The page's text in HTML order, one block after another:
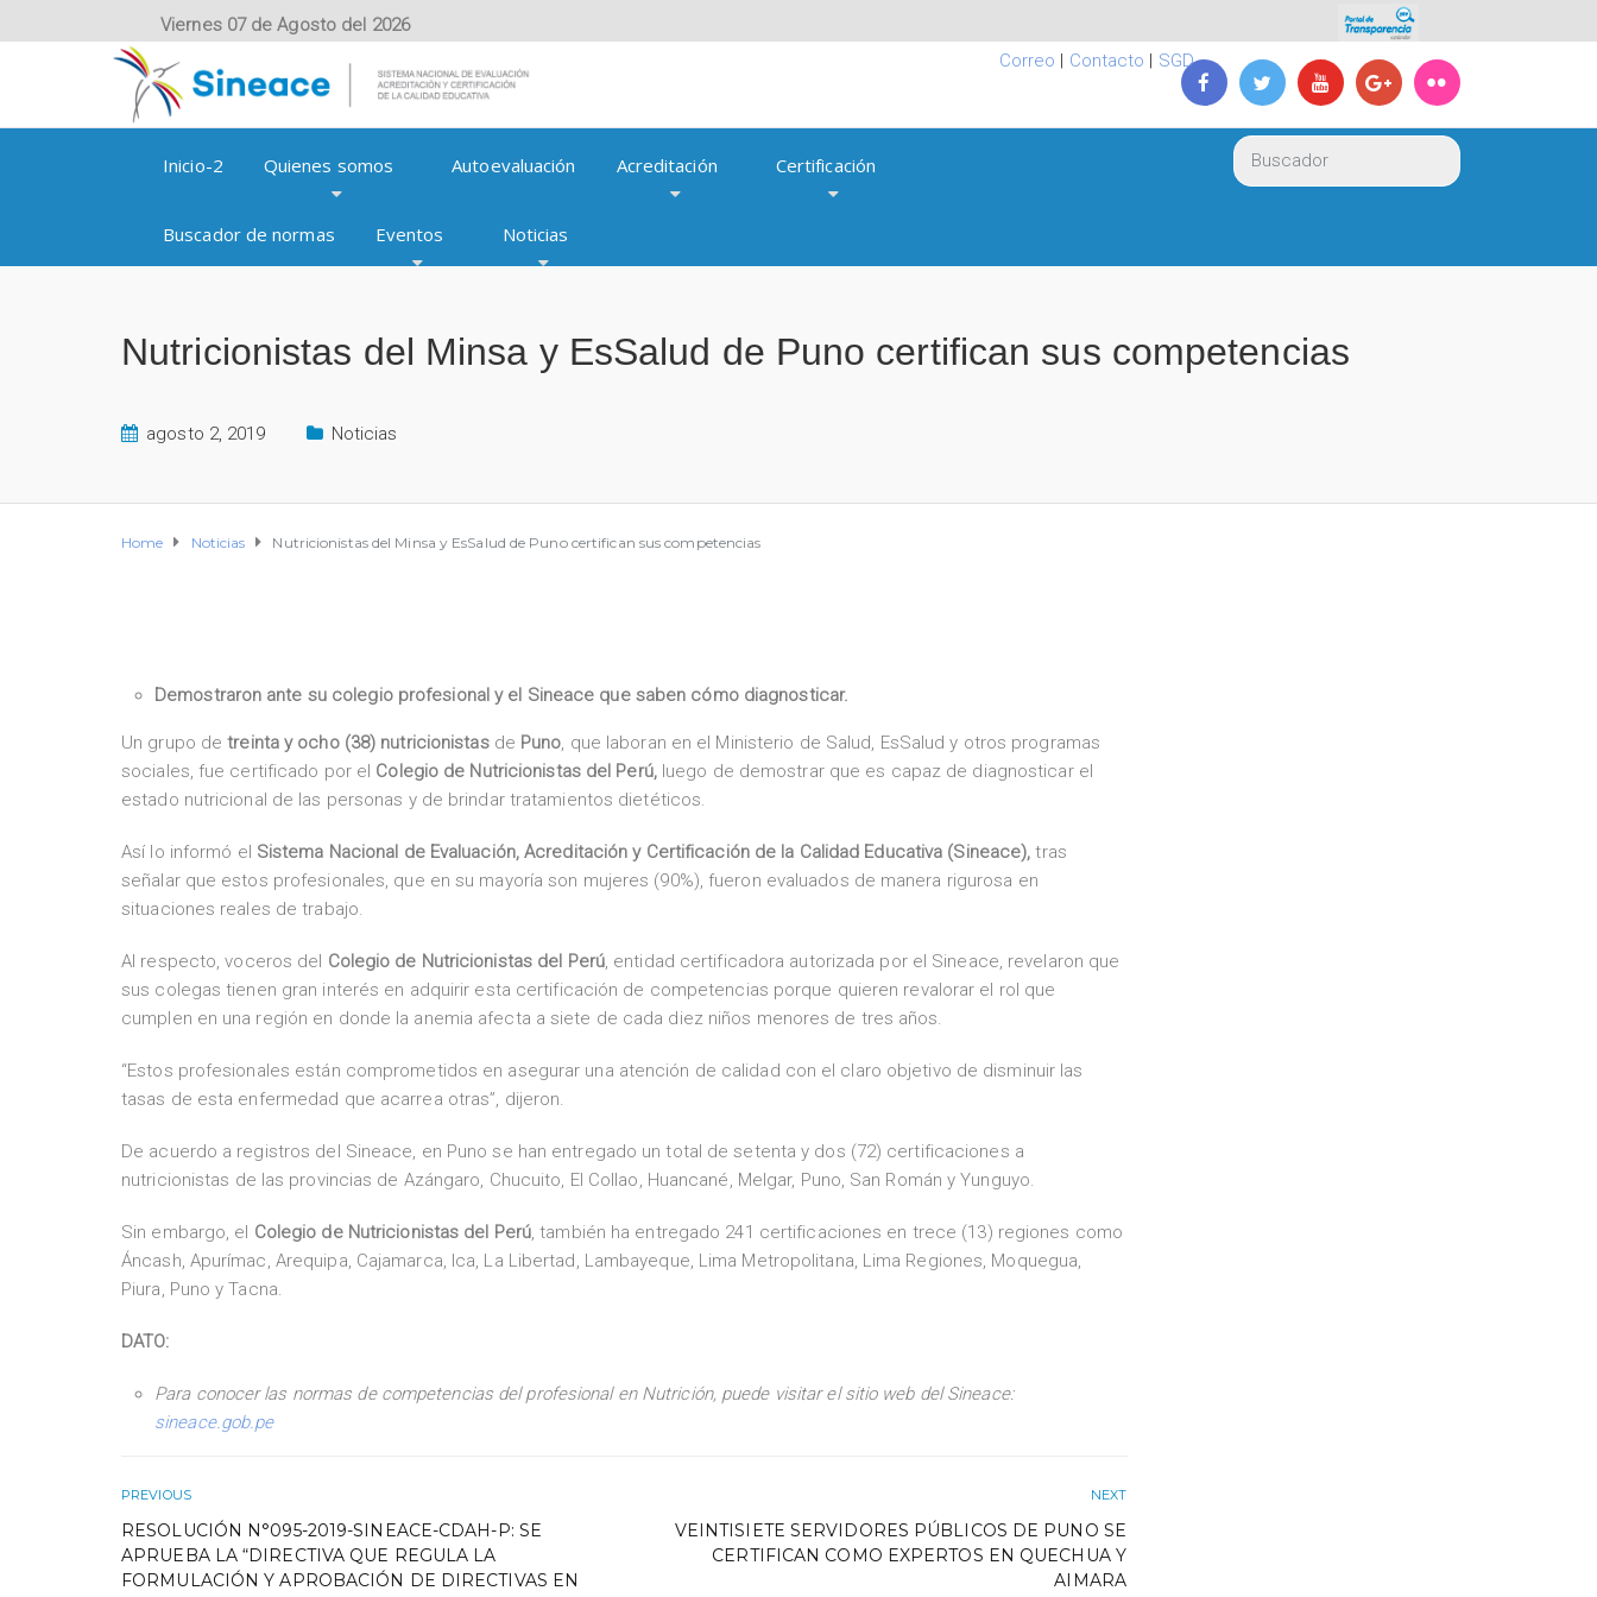
Viernes 07 de Agosto del 2026
Correo | Contacto | SGD
Inicio-2 Quienes somos Autoevaluación Acreditación Certificación
Buscador de normas Eventos Noticias
Nutricionistas del Minsa y EsSalud de Puno certifican sus competencias
agosto 2, 2019 Noticias
Home Noticias Nutricionistas del Minsa y EsSalud de Puno certifican sus competencias
Demostraron ante su colegio profesional y el Sineace que saben cómo diagnosticar.
Un grupo detreinta y ocho (38) nutricionistasde Puno, que laboran en el Ministerio de Salud, EsSalud y otros programas
sociales, fue certificado por el Colegio de Nutricionistas del Perú, luego de demostrar que es capaz de diagnosticar el
estado nutricional de las personas y de brindar tratamientos dietéticos.
Así lo informó el Sistema Nacional de Evaluación, Acreditación y Certificación de la Calidad Educativa (Sineace), tras
señalar que estos profesionales, que en su mayoría son mujeres (90%), fueron evaluados de manera rigurosa en
situaciones reales de trabajo.
Al respecto, voceros del Colegio de Nutricionistas del Perú, entidad certificadora autorizada por el Sineace, revelaron que
sus colegas tienen gran interés en adquirir esta certificación de competencias porque quieren revalorar el rol que
cumplen en una región en donde la anemia afecta a siete de cada diez niños menores de tres años.
“Estos profesionales están comprometidos en asegurar una atención de calidad con el claro objetivo de disminuir las
tasas de esta enfermedad que acarrea otras”, dijeron.
De acuerdo a registros del Sineace, en Puno se han entregado un total de setenta y dos (72) certificaciones a
nutricionistas de las provincias de Azángaro, Chucuito, El Collao, Huancané, Melgar, Puno, San Román y Yunguyo.
Sin embargo, el Colegio de Nutricionistas del Perú, también ha entregado 241 certificaciones en trece (13) regiones como
Áncash, Apurímac, Arequipa, Cajamarca, Ica, La Libertad, Lambayeque, Lima Metropolitana, Lima Regiones, Moquegua,
Piura, Puno y Tacna.
DATO:
Para conocer las normas de competencias del profesional en Nutrición, puede visitar el sitio web del Sineace:
sineace.gob.pe
PREVIOUS
RESOLUCIÓN N°095-2019-SINEACE-CDAH-P: SE
APRUEBA LA “DIRECTIVA QUE REGULA LA
FORMULACIÓN Y APROBACIÓN DE DIRECTIVAS EN
NEXT
VEINTISIETE SERVIDORES PÚBLICOS DE PUNO SE
CERTIFICAN COMO EXPERTOS EN QUECHUA Y
AIMARA